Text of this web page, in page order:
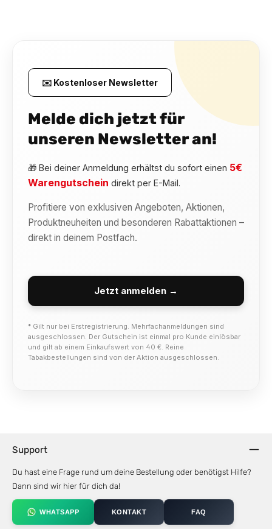
✉️ Kostenloser Newsletter
Melde dich jetzt für
unseren Newsletter an!
🎁 Bei deiner Anmeldung erhältst du sofort einen 5€
Warengutschein direkt per E-Mail.
Profitiere von exklusiven Angeboten, Aktionen,
Produktneuheiten und besonderen Rabattaktionen –
direkt in deinem Postfach.
Jetzt anmelden →
* Gilt nur bei Erstregistrierung. Mehrfachanmeldungen sind
ausgeschlossen. Der Gutschein ist einmal pro Kunde einlösbar
und gilt ab einem Einkaufswert von 40 €. Reine
Tabakbestellungen sind von der Aktion ausgeschlossen.
Support
Du hast eine Frage rund um deine Bestellung oder benötigst Hilfe?
Dann sind wir hier für dich da!
WHATSAPP KONTAKT FAQ